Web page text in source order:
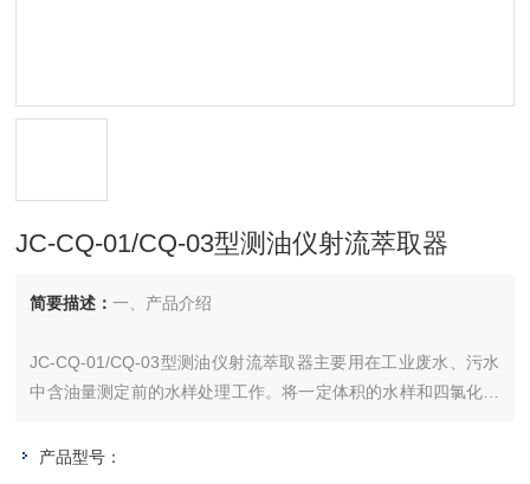
JC-CQ-01/CQ-03型测油仪射流萃取器
简要描述：一、产品介绍
JC-CQ-01/CQ-03型测油仪射流萃取器主要用在工业废水、污水
中含油量测定前的水样处理工作。将一定体积的水样和四氯化碳
流瓶尾部细孔吸到射流瓶中。由于四氯化碳比水重，沉积在底
产品型号：